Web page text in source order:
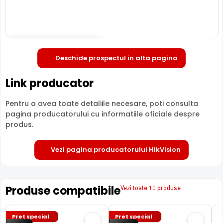
FILTRU IR MECANIC (ICR / IR Cut Fillter)
Camera HIKVISION DS-2CE16U1T-ITF are un filtru IR
Mecanic autoretractabil ce filtreaza lumina in infrarosu
pentru a permite luminii in infrarosu sa treaca,
imbunatatind vizibilitatea camerei in modul alb/negru.
Deschide prospectul in alta pagina
Link producator
Pentru a avea toate detaliile necesare, poti consulta
pagina producatorului cu informatiile oficiale despre
produs.
Vezi pagina producatorului HikVision
Produse compatibileVezi toate 10 produse
Pret special
Pret special